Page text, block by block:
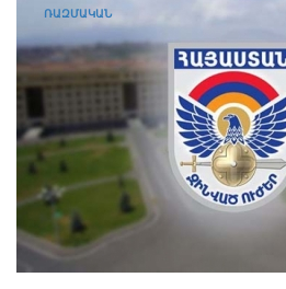
ՌԱԶՄԱԿԱՆ